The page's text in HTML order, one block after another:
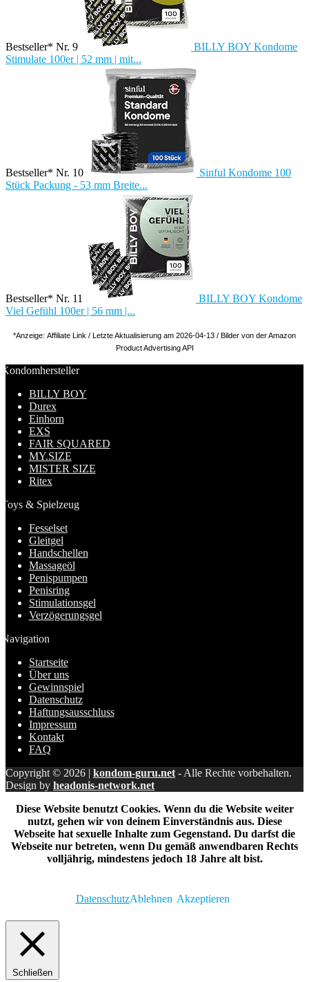
Bestseller* Nr. 9
BILLY BOY Kondome
Stimulate 100er | 52 mm | mit...
Bestseller* Nr. 10
Sinful Kondome 100
Stück Packung - 53 mm Breite...
Bestseller* Nr. 11
BILLY BOY Kondome
Viel Gefühl 100er | 56 mm |...
*Anzeige: Affiliate Link / Letzte Aktualisierung am 2026-04-13 / Bilder von der Amazon
Product Advertising API
Kondomhersteller
BILLY BOY
Durex
Einhorn
EXS
FAIR SQUARED
MY.SIZE
MISTER SIZE
Ritex
Toys & Spielzeug
Fesselset
Gleitgel
Handschellen
Massageöl
Penispumpen
Penisring
Stimulationsgel
Verzögerungsgel
Navigation
Startseite
Über uns
Gewinnspiel
Datenschutz
Haftungsausschluss
Impressum
Kontakt
FAQ
Copyright © 2026 | kondom-guru.net - Alle Rechte vorbehalten.
Design by headonis-network.net
Diese Website benutzt Cookies. Wenn du die Website weiter
nutzt, gehen wir von deinem Einverständnis aus. Diese
Webseite hat sexuelle Inhalte zum Gegenstand. Du darfst die
Webseite nur betreten, wenn Du gemäß anwendbaren Rechts
volljährig, mindestens jedoch 18 Jahre alt bist.
DatenschutzAblehnen Akzeptieren
Schließen